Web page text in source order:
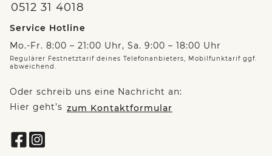
0512 31 4018
Service Hotline
Mo.-Fr. 8:00 – 21:00 Uhr, Sa. 9:00 – 18:00 Uhr
Regulärer Festnetztarif deines Telefonanbieters, Mobilfunktarif ggf.
abweichend.
Oder schreib uns eine Nachricht an:
Hier geht’s zum Kontaktformular